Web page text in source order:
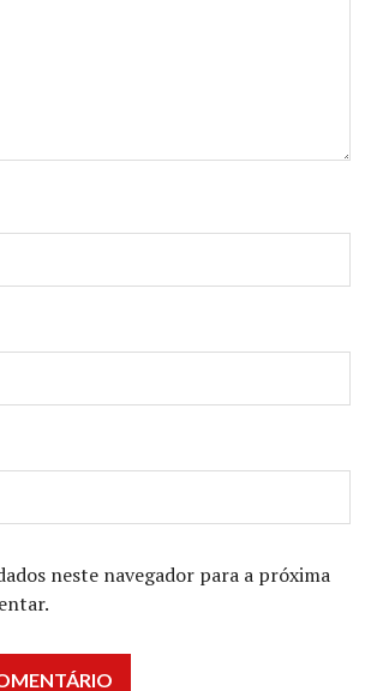
neste navegador para a próxima